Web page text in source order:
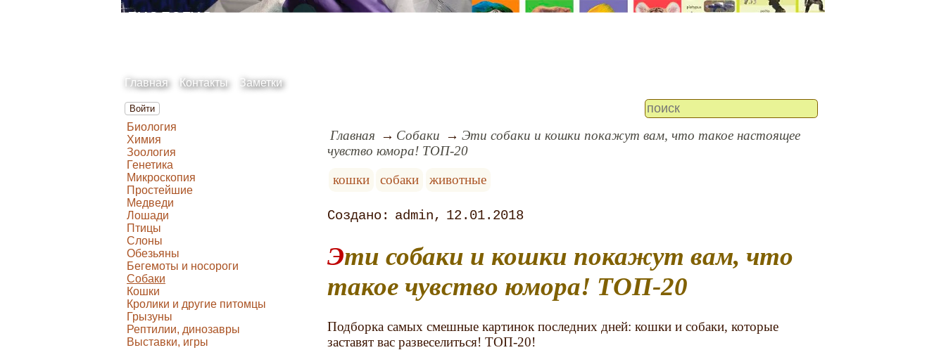
Главная Контакты Заметки
Войти
Биология
Химия
Зоология
Генетика
Микроскопия
Простейшие
Медведи
Лошади
Птицы
Слоны
Обезьяны
Бегемоты и носороги
Собаки
Кошки
Кролики и другие питомцы
Грызуны
Рептилии, динозавры
Выставки, игры
Главная Собаки
Эти собаки и кошки покажут вам, что такое настоящее
чувство юмора! ТОП-20
кошки
собаки животные
admin 12.01.2018
Эти собаки и кошки покажут вам, что
такое чувство юмора! ТОП-20
Подборка самых смешные картинок последних дней: кошки и собаки, которые
заставят вас развеселиться! ТОП-20!